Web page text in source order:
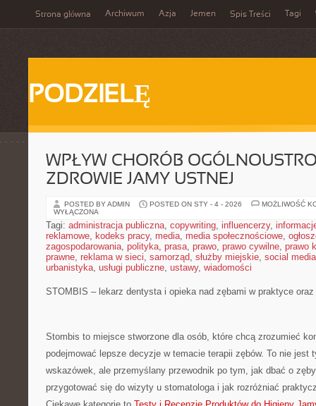
Strona główna Archiwum Azja Jemen Spis Treści Tagi
PODZIELĘ
WPŁYW CHORÓB
ZDROWIE JAMY USTNEJ
POSTED BY ADMIN POSTED ON STY - 4 - 2026
MOŻLIWOŚĆ
WYŁĄCZONA
Tagi: administracja publiczna, copywriting, influencerzy,
reklamowe, kodeks pracy, media, media społecznościowe,
zagospodarowania, polityka, prasa, prawo, prawo cywilne, prawo
prawne, reklama w sieci, samorząd, służby miejskie, social media
urbanistyka, usługi publiczne, ustawy, wiadomości
STOMBIS – lekarz dentysta i opieka nad zębami w praktyce oraz
Stombis to miejsce stworzone dla osób, które chcą zrozumieć
podejmować lepsze decyzje w temacie terapii zębów. To nie jest
wskazówek, ale przemyślany przewodnik po tym, jak dbać o
przygotować się do wizyty u stomatologa i jak rozróżniać